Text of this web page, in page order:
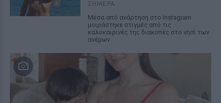
ΣΉΜΕΡΑ
Μέσα από ανάρτηση στο Instagram
μοιράστηκε στιγμές από τις
καλοκαιρινές της διακοπές στο νησί των
ανέμων